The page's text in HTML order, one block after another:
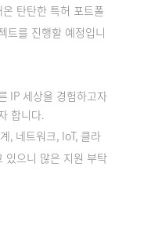
탄탄한 특허 포트폴
트를 진행할 예정입니
IP 세상을 경험하고자
합니다.
, 네트워크, IoT, 클라
있으니 많은 지원 부탁